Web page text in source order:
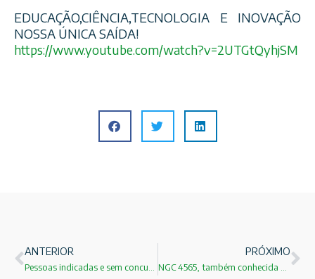
EDUCAÇÃO,CIÊNCIA,TECNOLOGIA E INOVAÇÃO
NOSSA ÚNICA SAÍDA!
https://www.youtube.com/watch?v=2UTGtQyhjSM
ANTERIOR PRÓXIMO